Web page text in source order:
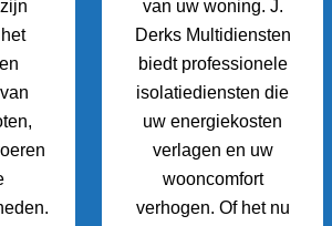
van uw woning. J.
Derks Multidiensten
biedt professionele
isolatiediensten die
uw energiekosten
verlagen en uw
wooncomfort
verhogen. Of het nu